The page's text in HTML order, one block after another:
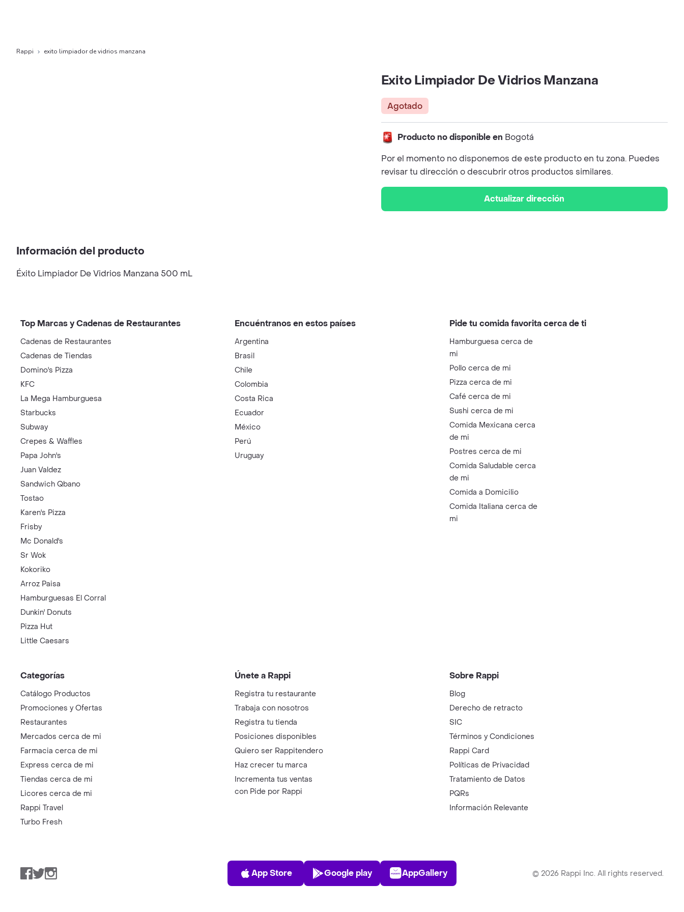
Rappi exito limpiador de vidrios manzana
Exito Limpiador De Vidrios Manzana
Agotado
Producto no disponible en Bogotá
Por el momento no disponemos de este producto en tu zona. Puedes
revisar tu dirección o descubrir otros productos similares.
Actualizar dirección
Información del producto
Éxito Limpiador De Vidrios Manzana 500 mL
Top Marcas y Cadenas de Restaurantes
Cadenas de Restaurantes
Cadenas de Tiendas
Domino's Pizza
KFC
La Mega Hamburguesa
Starbucks
Subway
Crepes & Waffles
Papa John's
Juan Valdez
Sandwich Qbano
Tostao
Karen's Pizza
Frisby
Mc Donald's
Sr Wok
Kokoriko
Arroz Paisa
Hamburguesas El Corral
Dunkin' Donuts
Pizza Hut
Little Caesars
Encuéntranos en estos países
Argentina
Brasil
Chile
Colombia
Costa Rica
Ecuador
México
Perú
Uruguay
Pide tu comida favorita cerca de ti
Hamburguesa cerca de
mi
Pollo cerca de mi
Pizza cerca de mi
Café cerca de mi
Sushi cerca de mi
Comida Mexicana cerca
de mi
Postres cerca de mi
Comida Saludable cerca
de mi
Comida a Domicilio
Comida Italiana cerca de
mi
Categorías
Catálogo Productos
Promociones y Ofertas
Restaurantes
Mercados cerca de mi
Farmacia cerca de mi
Express cerca de mi
Tiendas cerca de mi
Licores cerca de mi
Rappi Travel
Turbo Fresh
Únete a Rappi
Registra tu restaurante
Trabaja con nosotros
Registra tu tienda
Posiciones disponibles
Quiero ser Rappitendero
Haz crecer tu marca
Incrementa tus ventas
con Pide por Rappi
Sobre Rappi
Blog
Derecho de retracto
SIC
Términos y Condiciones
Rappi Card
Políticas de Privacidad
Tratamiento de Datos
PQRs
Información Relevante
Facebook
TwitterInstagram
App Store
App Store
Play Store
Google play
AppGallery
AppGallery © 2026 Rappi Inc. All rights reserved.